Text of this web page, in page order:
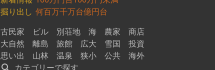
掘り出し 何百万千万台億円台
古民家
ビル 別荘地 海 農家
商店
大自然
離島 旅館 広大 雪国
投資
思い出
山林 温泉 狭小 公共
海外
カテゴリーで探す